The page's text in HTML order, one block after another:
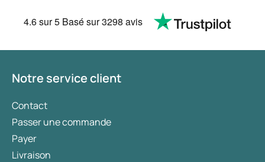
4.6sur 5 Basé sur3298 avis
Notre service client
Contact
Passer une commande
Payer
Livraison